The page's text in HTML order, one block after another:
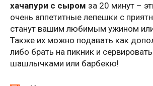
хачапури с сыром за 20 минут –
очень аппетитные лепешки с
станут вашим любимым ужином
Также их можно подавать как
либо брать на пикник и
шашлычками или барбекю!